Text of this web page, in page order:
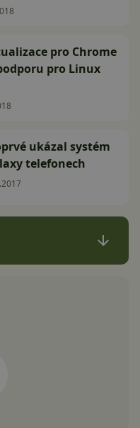
pro Chrome
pro Linux
ukázal systém
telefonech